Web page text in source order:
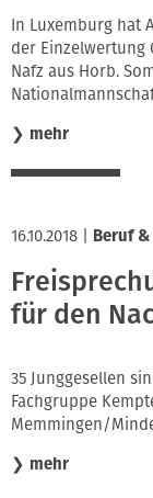
In Luxemburg hat
der Einzelwertung
Nafz aus Horb.
❯ mehr
16.10.2018 Beruf
für den
35 Junggesellen
Fachgruppe
Memmingen/
❯ mehr